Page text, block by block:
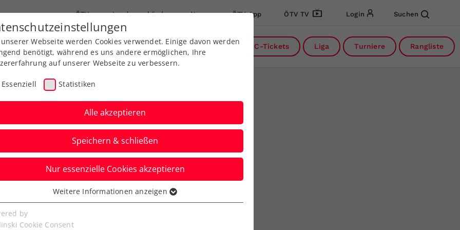
ÖTV Landesverbände News ÖTV App ÖTV TV Login Suchen
Ausbildungen Services Über uns DC-Tickets Liga Turniere Rangliste
bei der
Webseite werden Cookies verwendet. Einige davon werden
benötigt, während es uns andere ermöglichen, Ihre
auf unserer Webseite zu verbessern.
Essenziell Statistiken
Alle akzeptieren
Speichern & schließen
Nur essenzielle Cookies akzeptieren
Cookies werden für grundlegende Funktionen der
benötigt. Dadurch ist gewährleistet, dass die Webseite
Weitere Informationen anzeigen
by
Cookie Consent